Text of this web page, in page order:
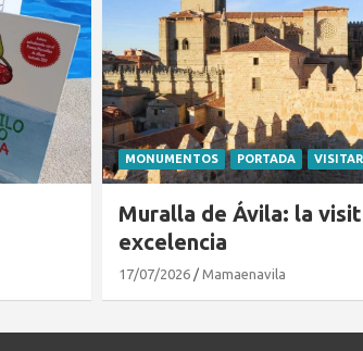
MONUMENTOS PORTADA
Muralla de Ávila: la
excelencia
17/07/2026 Mamaenavila